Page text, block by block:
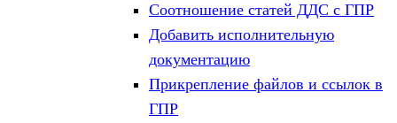
Соотношение статей ДДС с ГПР
Добавить исполнительную
документацию
Прикрепление файлов и ссылок в
ГПР